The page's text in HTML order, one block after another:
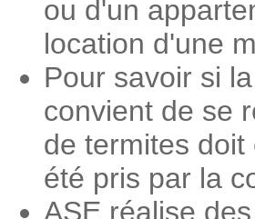
ou d'un
location d'une
Pour savoir si
convient de se
de termites
été pris par la
ASE réalise